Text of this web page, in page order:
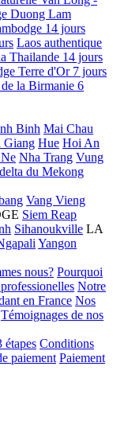
Duong Lam
14 jours
Laos authentique
Thailande 14 jours
Terre d'Or 7 jours
la Birmanie 6
Binh Mai Chau
Giang Hue Hoi An
Nha Trang Vung
du Mekong
Vang Vieng
Siem Reap
Sihanoukville LA
Yangon
nous? Pourquoi
Notre
en France Nos
Témoignages de nos
étapes Conditions
paiement Paiement